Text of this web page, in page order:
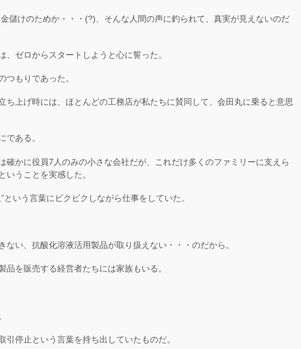
儲けのためか・・・(?)、そんな人間の声に釣られて、真実が見えないのだ
、ゼロからスタートしようと心に誓った。
つもりであった。
ち上げ時には、ほとんどの工務店が私たちに賛同して、会田丸に乗ると意思
である。
確かに役員7人のみの小さな会社だが、これだけ多くのファミリーに支えら
いうことを実感した。
という言葉にビクビクしながら仕事をしていた。
ない、抗酸化溶液活用製品が取り扱えない・・・のだから。
品を販売する経営者たちには家族もいる。
引停止という言葉を持ち出していたものだ。